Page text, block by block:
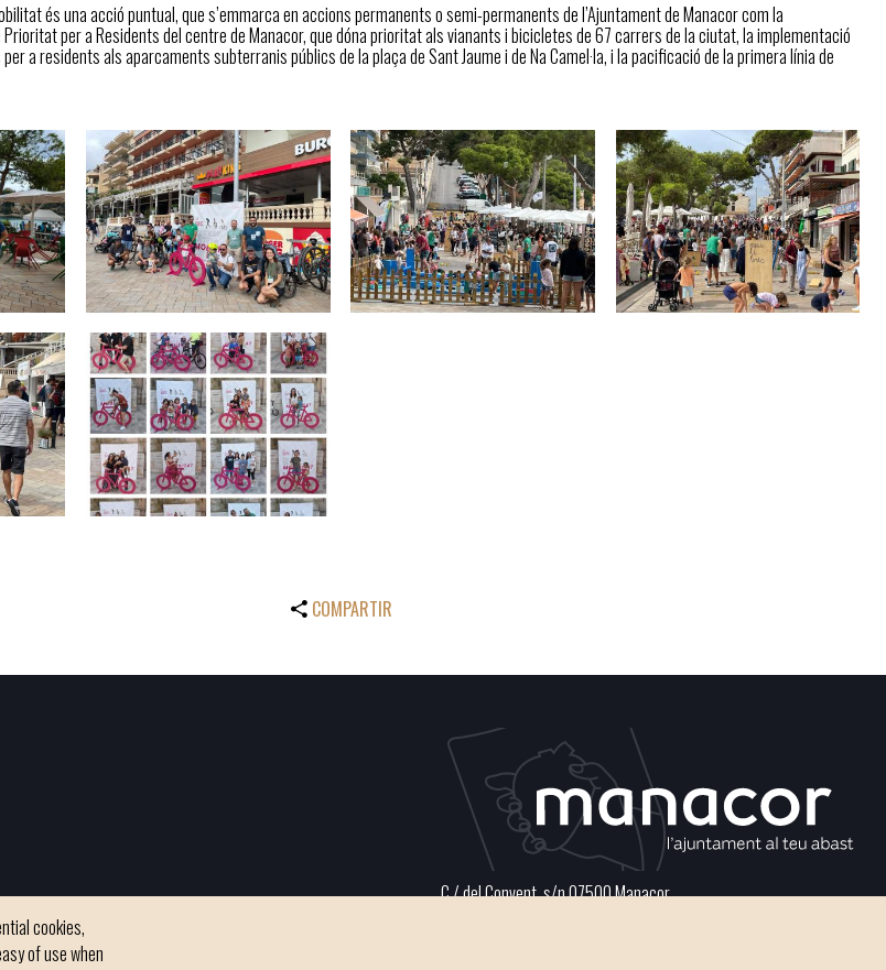
és una acció puntual, que s’emmarca en accions permanents o semi-permanents de l’Ajuntament de Manacor com la
per a Residents del centre de Manacor, que dóna prioritat als vianants i bicicletes de 67 carrers de la ciutat, la implementació
a residents als aparcaments subterranis públics de la plaça de Sant Jaume i de Na Camel·la, i la pacificació de la primera línia de
COMPARTIR
C / del Convent, s/n 07500 Manacor
cookies,
of use when